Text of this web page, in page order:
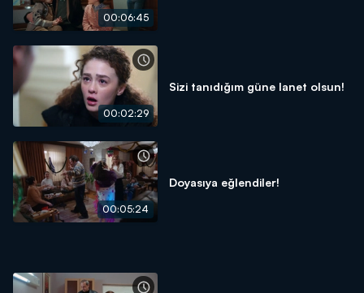
00:06:45
00:02:29
Sizi tanıdığım güne lanet olsun!
00:05:24
Doyasıya eğlendiler!